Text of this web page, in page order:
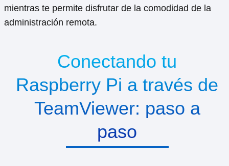
mientras te permite disfrutar de la comodidad de la
administración remota.
Conectando tu
Raspberry Pi a través de
TeamViewer: paso a
paso